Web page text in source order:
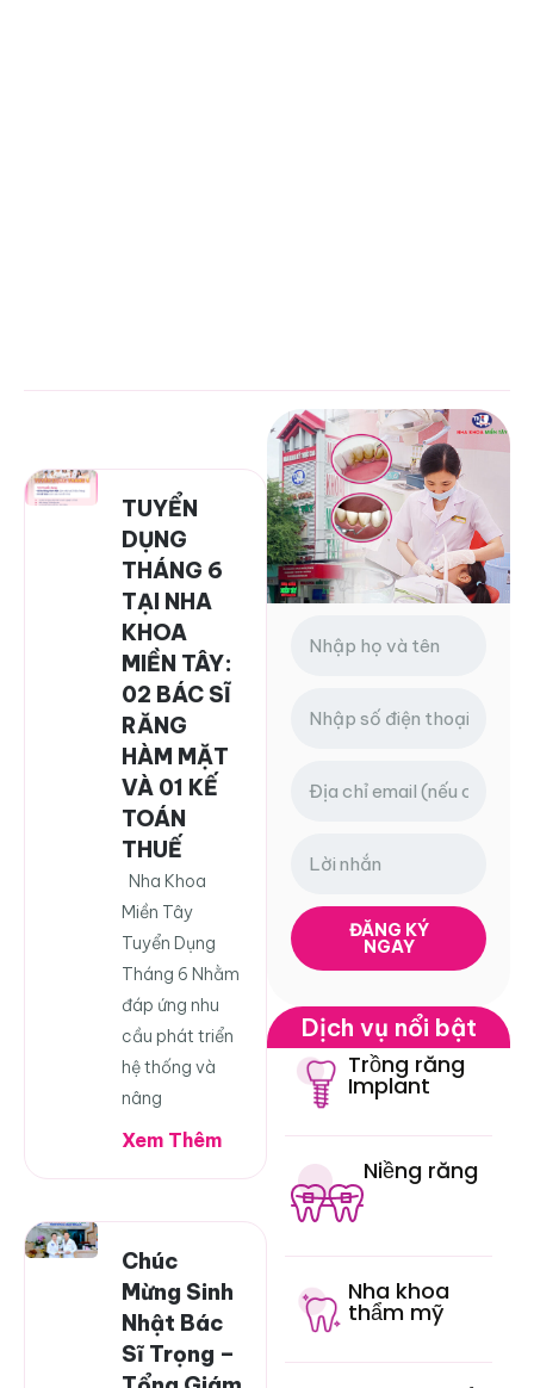
TUYỂN
DỤNG
THÁNG 6
TẠI NHA
KHOA
MIỀN TÂY:
02 BÁC SĨ
RĂNG
HÀM MẶT
VÀ 01 KẾ
TOÁN
THUẾ
Nha Khoa
Miền Tây
Tuyển Dụng
Tháng 6 Nhằm
đáp ứng nhu
cầu phát triển
hệ thống và
nâng
Xem Thêm
Chúc
Mừng Sinh
Nhật Bác
Sĩ Trọng –
ĐĂNG KÝ
NGAY
Dịch vụ nổi bật
Trồng răng
Implant
Niềng răng
Nha khoa
thẩm mỹ